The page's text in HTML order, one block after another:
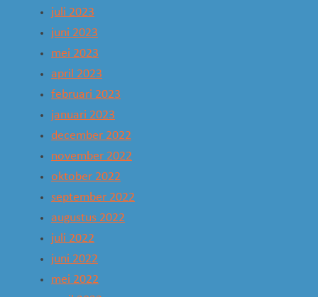
juli 2023
juni 2023
mei 2023
april 2023
februari 2023
januari 2023
december 2022
november 2022
oktober 2022
september 2022
augustus 2022
juli 2022
juni 2022
mei 2022